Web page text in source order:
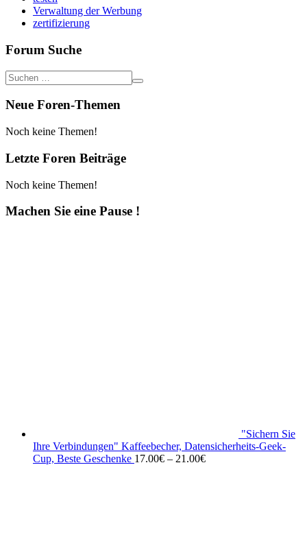
Verwaltung der Werbung
zertifizierung
Forum Suche
Neue Foren-Themen
Noch keine Themen!
Letzte Foren Beiträge
Noch keine Themen!
Machen Sie eine Pause !
"Sichern Sie
Ihre Verbindungen" Kaffeebecher, Datensicherheits-Geek-
Cup, Beste Geschenke 17.00€ – 21.00€